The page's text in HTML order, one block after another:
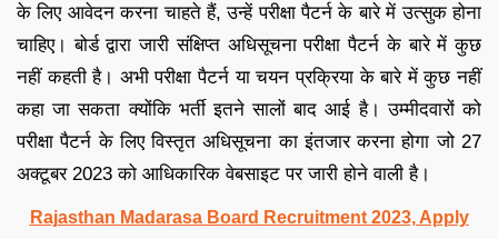
के लिए आवेदन करना चाहते हैं, उन्हें परीक्षा पैटर्न के बारे में उत्सुक होना
चाहिए। बोर्ड द्वारा जारी संक्षिप्त अधिसूचना परीक्षा पैटर्न के बारे में कुछ
नहीं कहती है। अभी परीक्षा पैटर्न या चयन प्रक्रिया के बारे में कुछ नहीं
कहा जा सकता क्योंकि भर्ती इतने सालों बाद आई है। उम्मीदवारों को
परीक्षा पैटर्न के लिए विस्तृत अधिसूचना का इंतजार करना होगा जो 27
अक्टूबर 2023 को आधिकारिक वेबसाइट पर जारी होने वाली है।
Rajasthan Madarasa Board Recruitment 2023, Apply